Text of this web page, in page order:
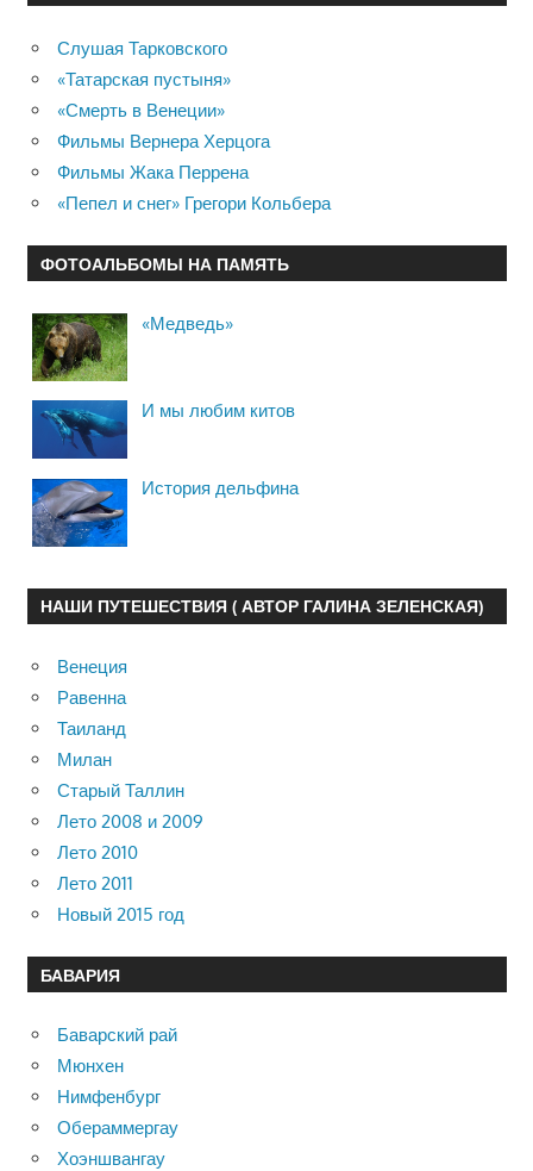
Слушая Тарковского
«Татарская пустыня»
«Смерть в Венеции»
Фильмы Вернера Херцога
Фильмы Жака Перрена
«Пепел и снег» Грегори Кольбера
ФОТОАЛЬБОМЫ НА ПАМЯТЬ
«Медведь»
И мы любим китов
История дельфина
НАШИ ПУТЕШЕСТВИЯ ( АВТОР ГАЛИНА ЗЕЛЕНСКАЯ)
Венеция
Равенна
Таиланд
Милан
Старый Таллин
Лето 2008 и 2009
Лето 2010
Лето 2011
Новый 2015 год
БАВАРИЯ
Баварский рай
Мюнхен
Нимфенбург
Обераммергау
Хоэншвангау